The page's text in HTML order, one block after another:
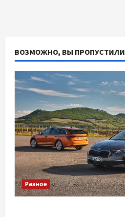
ВОЗМОЖНО, ВЫ ПРОПУСТИЛИ
Разное